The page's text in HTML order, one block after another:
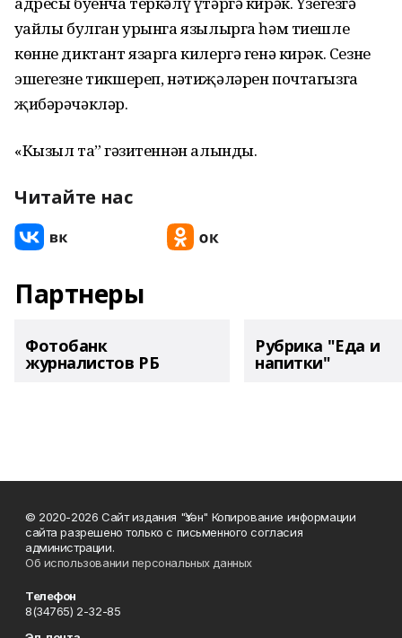
уңайлы булган урынга язылырга һәм тиешле
көнне диктант язарга килергә генә кирәк. Сезнең
эшегезне тикшереп, нәтиҗәләрен почтагызга
җибәрәчәкләр.
«Кызыл таң” гәзитеннән алынды.
Читайте нас
Партнеры
Фотобанк
журналистов РБ
Рубрика "Еда и
напитки"
© 2020-2026 Сайт издания "Үзән" Копирование информации
сайта разрешено только с письменного согласия
администрации.
Об использовании персональных данных
Телефон
8(34765) 2-32-85